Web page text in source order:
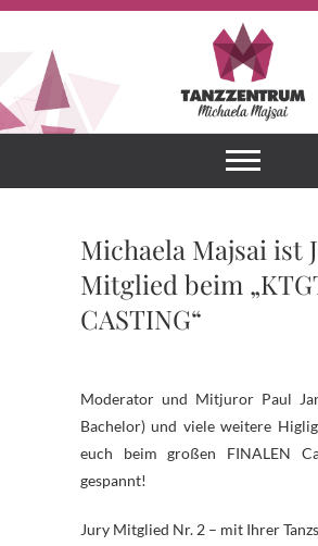
Skip
content
DEINER
Michaela Majsai ist
Mitglied beim
CASTING“
Moderator und Mitjuror Paul Janke (RTL-Der
Bachelor) und viele weitere
euch beim großen FINALEN
gespannt!
Jury Mitglied Nr. 2 – mit Ihrer